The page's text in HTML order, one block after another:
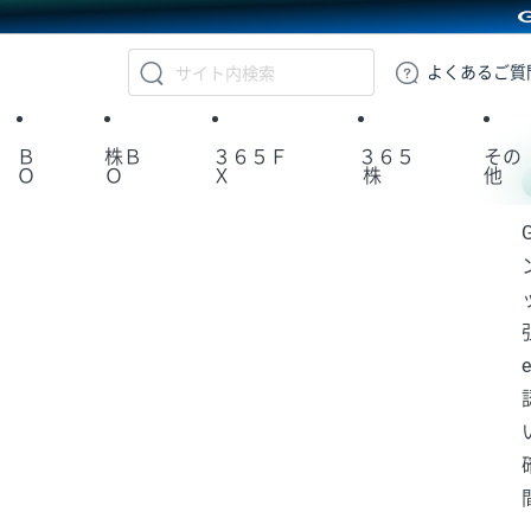
GMOクリック証券
よくある ご質
Ｂ
Ｏ
株Ｂ
Ｏ
３６５Ｆ
Ｘ
３６５
株
その
他